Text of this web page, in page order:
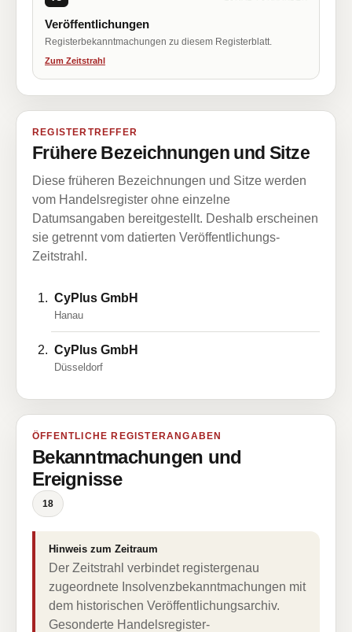
Veröffentlichungen
Registerbekanntmachungen zu diesem Registerblatt.
Zum Zeitstrahl
REGISTERTREFFER
Frühere Bezeichnungen und Sitze
Diese früheren Bezeichnungen und Sitze werden
vom Handelsregister ohne einzelne
Datumsangaben bereitgestellt. Deshalb erscheinen
sie getrennt vom datierten Veröffentlichungs-
Zeitstrahl.
CyPlus GmbH
Hanau
CyPlus GmbH
Düsseldorf
ÖFFENTLICHE REGISTERANGABEN
Bekanntmachungen und
Ereignisse
18
Hinweis zum Zeitraum
Der Zeitstrahl verbindet registergenau
zugeordnete Insolvenzbekanntmachungen mit
dem historischen Veröffentlichungsarchiv.
Gesonderte Handelsregister-